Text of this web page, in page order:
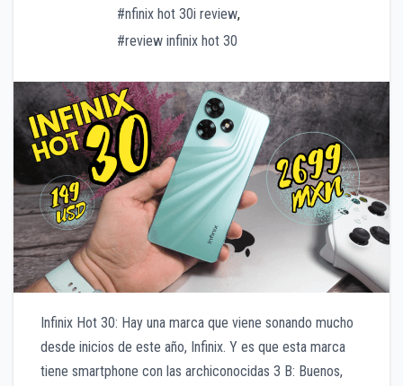
#nfinix hot 30i review,
#review infinix hot 30
Infinix Hot 30: Hay una marca que viene sonando mucho
desde inicios de este año, Infinix. Y es que esta marca
tiene smartphone con las archiconocidas 3 B: Buenos,